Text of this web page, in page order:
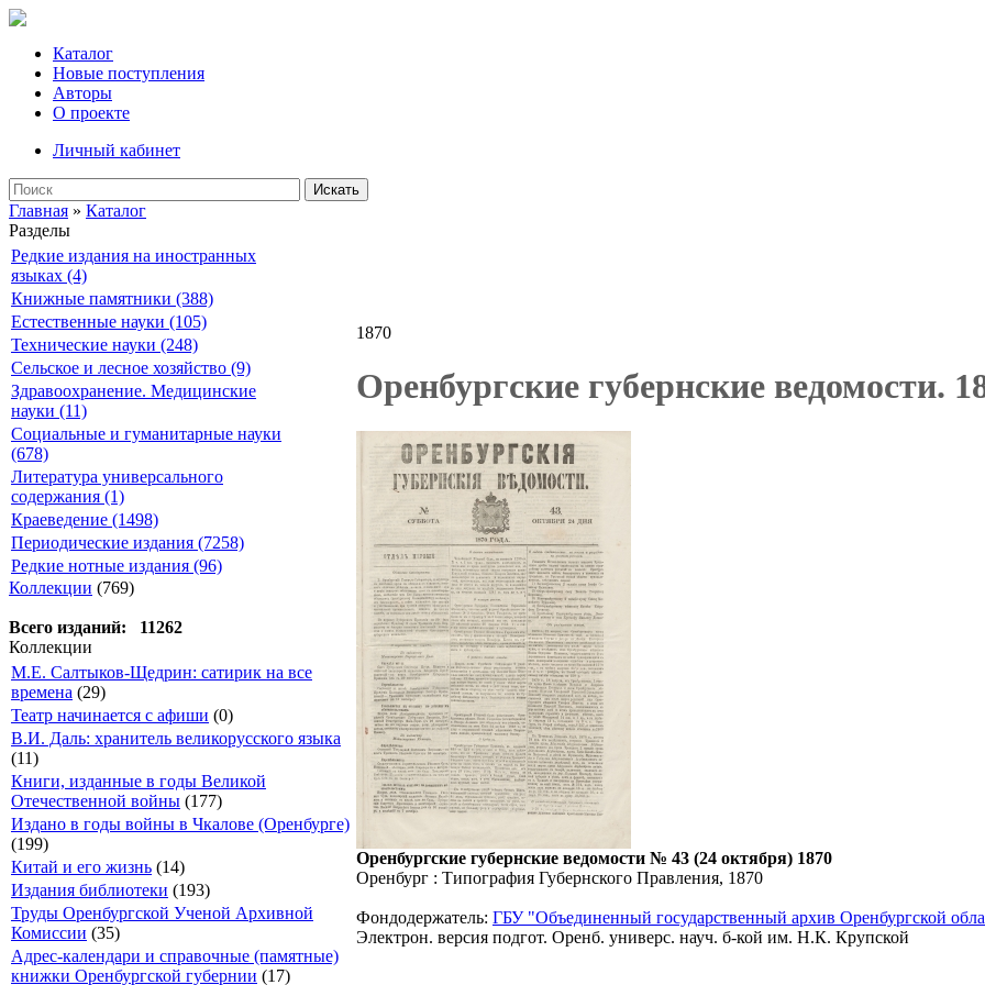
Каталог
Новые поступления
Авторы
О проекте
Личный кабинет
Искать
Главная » Каталог
Разделы
Редкие издания на иностранных
языках (4)
Книжные памятники (388)
Естественные науки (105)
Технические науки (248)
Сельское и лесное хозяйство (9)
Здравоохранение. Медицинские
науки (11)
Социальные и гуманитарные науки
(678)
Литература универсального
содержания (1)
Краеведение (1498)
Периодические издания (7258)
Редкие нотные издания (96)
Коллекции (769)
Всего изданий: 11262
Коллекции
М.Е. Салтыков-Щедрин: сатирик на все
времена (29)
Театр начинается с афиши (0)
В.И. Даль: хранитель великорусского языка
(11)
Книги, изданные в годы Великой
Отечественной войны (177)
Издано в годы войны в Чкалове (Оренбурге)
(199)
Китай и его жизнь (14)
Издания библиотеки (193)
Труды Оренбургской Ученой Архивной
Комиссии (35)
Адрес-календари и справочные (памятные)
книжки Оренбургской губернии (17)
1870
Оренбургские губернские ведомости.
Оренбургские губернские ведомости № 43 (24 октября) 1870
Оренбург : Типография Губернского Правления, 1870
Фондодержатель: ГБУ "Объединенный государственный архив Оренбургской
Электрон. версия подгот. Оренб. универс. науч. б-кой им. Н.К. Крупской